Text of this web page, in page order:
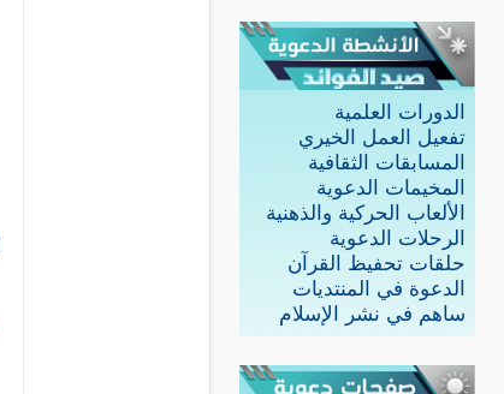
الدورات العلمية
تفعيل العمل الخيري
المسابقات الثقافية
المخيمات الدعوية
الألعاب الحركية والذهنية
الرحلات الدعوية
حلقات تحفيظ القرآن
الدعوة في المنتديات
ساهم في نشر الإسلام